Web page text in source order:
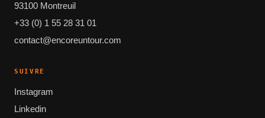
93100 Montreuil
+33 (0) 1 55 28 31 01
contact@encoreuntour.com
SUIVRE
Instagram
Linkedin